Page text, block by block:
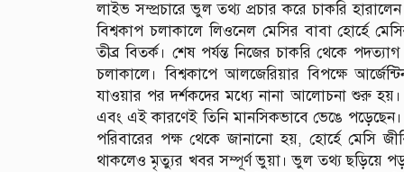
লাইভ সম্প্রচারে ভুল তথ্য প্রচার করে চাকরি হারালেন
বিশ্বকাপ চলাকালে লিওনেল মেসির বাবা হোর্হে
তীব্র বিতর্ক। শেষ পর্যন্ত নিজের চাকরি থেকে
চলাকালে। বিশ্বকাপে আলজেরিয়ার বিপক্ষে
যাওয়ার পর দর্শকদের মধ্যে নানা আলোচনা শুরু
এবং এই কারণেই তিনি মানসিকভাবে ভেঙে
পরিবারের পক্ষ থেকে জানানো হয়, হোর্হে মেসি
থাকলেও মৃত্যুর খবর সম্পূর্ণ ভুয়া। ভুল তথ্য ছড়িয়ে